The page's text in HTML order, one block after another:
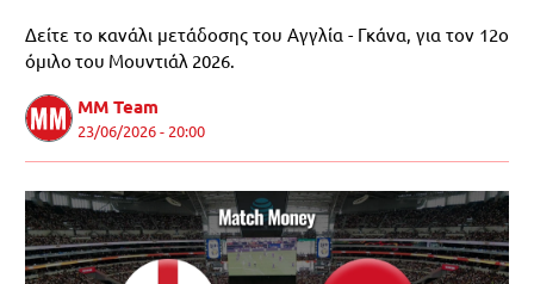
Δείτε το κανάλι μετάδοσης του Αγγλία - Γκάνα, για τον 12ο
όμιλο του Μουντιάλ 2026.
MM Team
23/06/2026 - 20:00